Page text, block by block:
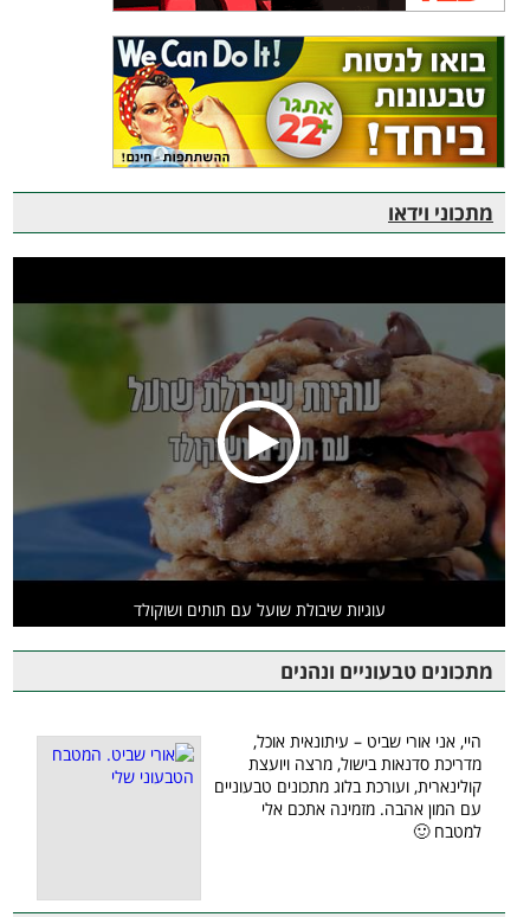
מתכוני וידאו
עוגיות שיבולת שועל עם תותים ושוקולד
מתכונים טבעוניים ונהנים
היי, אני אורי שביט – עיתונאית אוכל,
מדריכת סדנאות בישול, מרצה ויועצת
קולינארית, ועורכת בלוג מתכונים טבעוניים
עם המון אהבה. מזמינה אתכם אלי
למטבח 🙂